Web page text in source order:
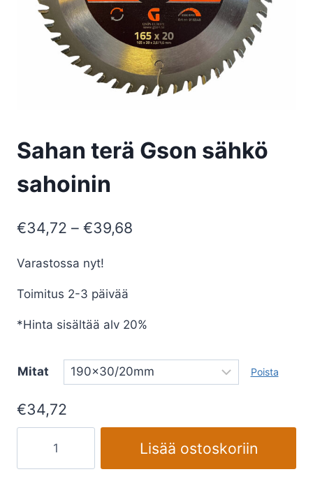
Sahan terä Gson sähkö
sahoinin
€34,72 – €39,68
Varastossa nyt!
Toimitus 2-3 päivää
*Hinta sisältää alv 20%
Mitat Poista
€34,72
Gson
Lisää ostoskoriin